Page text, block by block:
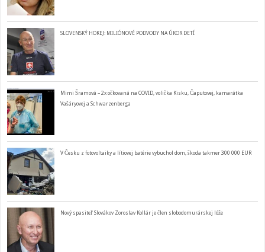
SLOVENSKÝ HOKEJ: MILIÓNOVÉ PODVODY NA ÚKOR DETÍ
Mimi Šramová – 2x očkovaná na COVID, volička Kisku, Čaputovej, kamarátka
Vašáryovej a Schwarzenberga
V Česku z fotovoltaiky a lítiovej batérie vybuchol dom, škoda takmer 300 000 EUR
Nový spasiteľ Slovákov Zoroslav Kollár je člen slobodomurárskej lóže